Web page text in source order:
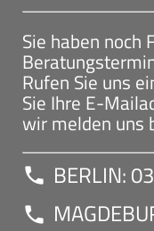
Sie haben noch
Rufen Sie uns
Sie Ihre E-
wir melden uns
call BERLIN:
call